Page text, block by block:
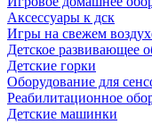
Аксессуары к дск
Игры на свежем
Детское
Детские горки
Оборудование для
Реабилитационное
Детские машинки